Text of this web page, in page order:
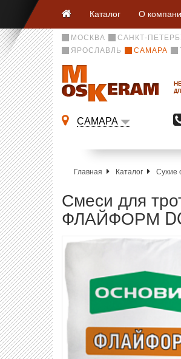
Каталог О
МОСКВА САНКТ-
ЯРОСЛАВЛЬ
САМАРА
САМАРА
Главная Каталог Сухие
Смеси для
ФЛАЙФОРМ